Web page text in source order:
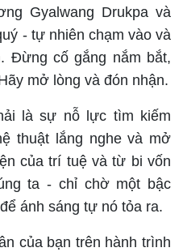
Gyalwang Drukpa và
- tự nhiên chạm vào và
Đừng cố gắng nắm bắt,
mở lòng và đón nhận.
là sự nỗ lực tìm kiếm
thuật lắng nghe và mở
của trí tuệ và từ bi vốn
ta - chỉ chờ một bậc
ánh sáng tự nó tỏa ra.
của bạn trên hành trình